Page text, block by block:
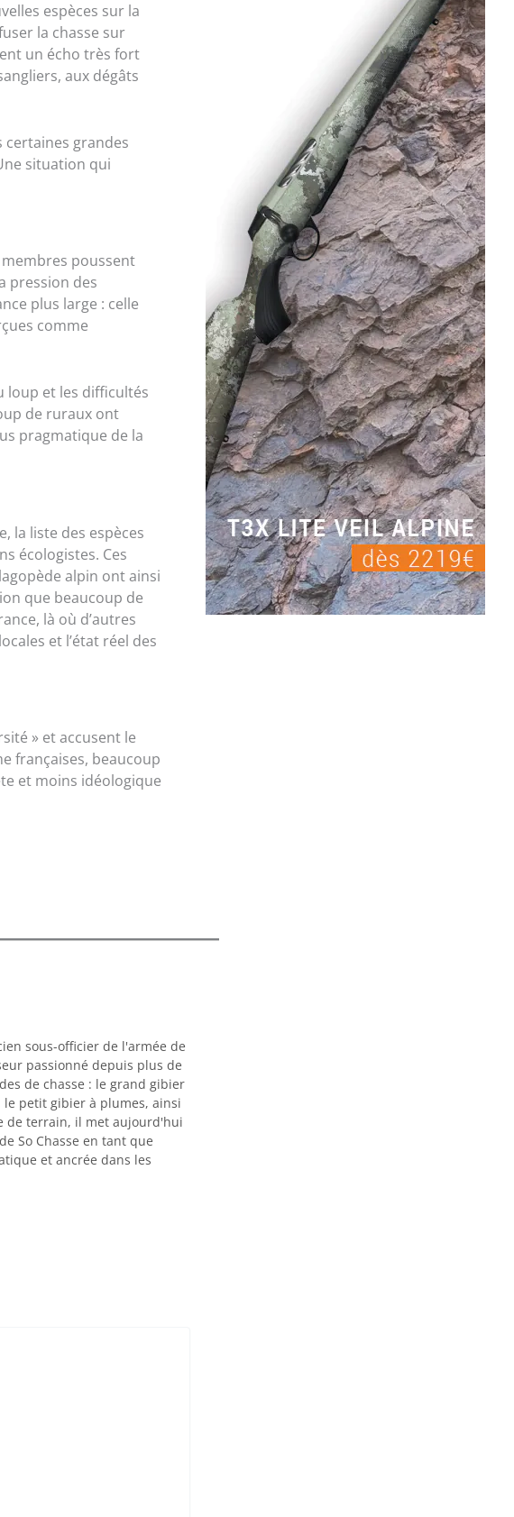
espèces sur la
la chasse sur
un écho très fort
aux dégâts
certaines grandes
situation qui
membres poussent
pression des
plus large : celle
comme
loup et les difficultés
de ruraux ont
pragmatique de la
la liste des espèces
écologistes. Ces
alpin ont ainsi
que beaucoup de
là où d’autres
et l’état réel des
» et accusent le
françaises, beaucoup
et moins idéologique
sous-officier de l'armée de
passionné depuis plus de
de chasse : le grand gibier
petit gibier à plumes, ainsi
de terrain, il met aujourd'hui
So Chasse en tant que
et ancrée dans les